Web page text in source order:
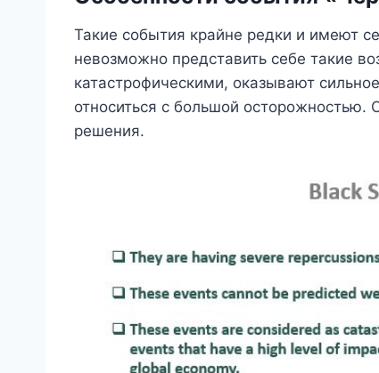
Такие события крайне редки и имеют
невозможно представить себе такие
катастрофическими, оказывают
относиться с большой
решения.